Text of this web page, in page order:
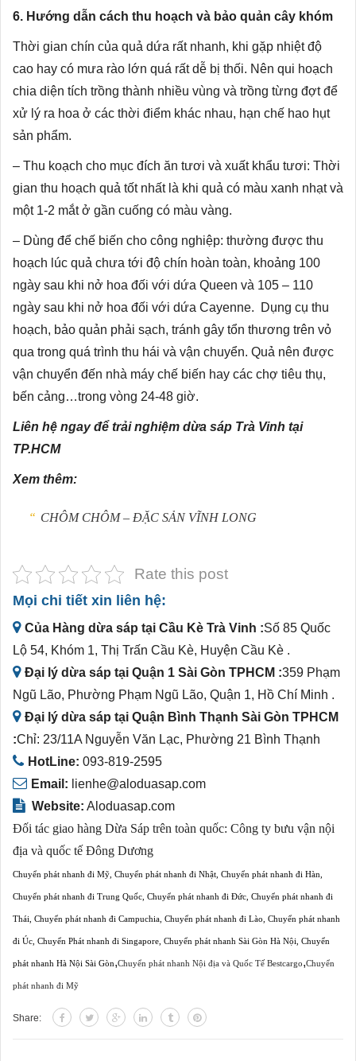
6. Hướng dẫn cách thu hoạch và bảo quản cây khóm
Thời gian chín của quả dứa rất nhanh, khi gặp nhiệt độ
cao hay có mưa rào lớn quá rất dễ bị thối. Nên qui hoạch
chia diện tích trồng thành nhiều vùng và trồng từng đợt để
xử lý ra hoa ở các thời điểm khác nhau, hạn chế hao hụt
sản phẩm.
– Thu koạch cho mục đích ăn tươi và xuất khẩu tươi: Thời
gian thu hoạch quả tốt nhất là khi quả có màu xanh nhạt và
một 1-2 mắt ở gần cuống có màu vàng.
– Dùng để chế biến cho công nghiệp: thường được thu
hoạch lúc quả chưa tới độ chín hoàn toàn, khoảng 100
ngày sau khi nở hoa đối với dứa Queen và 105 – 110
ngày sau khi nở hoa đối với dứa Cayenne. Dụng cụ thu
hoạch, bảo quản phải sạch, tránh gây tổn thương trên vỏ
qua trong quá trình thu hái và vận chuyển. Quả nên được
vận chuyển đến nhà máy chế biến hay các chợ tiêu thụ,
bến cảng…trong vòng 24-48 giờ.
Liên hệ ngay để trải nghiệm dừa sáp Trà Vinh tại
TP.HCM
Xem thêm:
CHÔM CHÔM – ĐẶC SẢN VĨNH LONG
Rate this post
Mọi chi tiết xin liên hệ:
Của Hàng dừa sáp tại Cầu Kè Trà Vinh :Số 85 Quốc
Lộ 54, Khóm 1, Thị Trấn Cầu Kè, Huyện Cầu Kè .
Đại lý dừa sáp tại Quận 1 Sài Gòn TPHCM :359 Phạm
Ngũ Lão, Phường Phạm Ngũ Lão, Quận 1, Hồ Chí Minh .
Đại lý dừa sáp tại Quận Bình Thạnh Sài Gòn TPHCM
:Chỉ: 23/11A Nguyễn Văn Lạc, Phường 21 Bình Thạnh
HotLine: 093-819-2595
Email: lienhe@aloduasap.com
Website: Aloduasap.com
Đối tác giao hàng Dừa Sáp trên toàn quốc: Công ty bưu vận nội
địa và quốc tế Đông Dương
Chuyển phát nhanh đi Mỹ Chuyển phát nhanh đi Nhật Chuyển phát nhanh đi Hàn
Chuyển phát nhanh đi Trung Quốc Chuyển phát nhanh đi Đức Chuyển phát nhanh đi
Thái Chuyển phát nhanh đi Campuchia Chuyển phát nhanh đi Lào Chuyển phát nhanh
đi Úc Chuyển Phát nhanh đi Singapore Chuyển phát nhanh Sài Gòn Hà Nội Chuyển
phát nhanh Hà Nội Sài Gòn,Chuyển phát nhanh Nội địa và Quốc Tế Bestcargo,Chuyển
phát nhanh đi Mỹ
Share: